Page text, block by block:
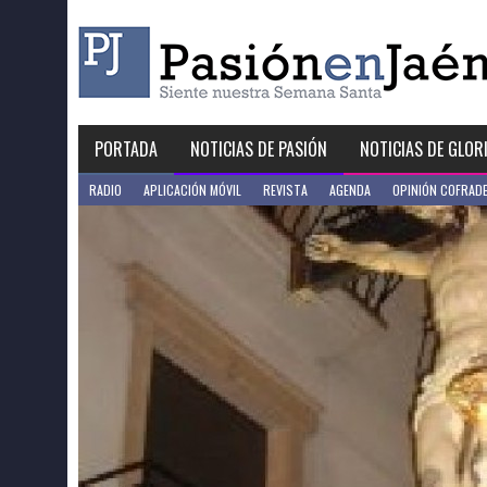
PORTADA NOTICIAS DE PASIÓN NOTICIAS DE
RADIO APLICACIÓN MÓVIL REVISTA AGENDA OPINIÓN COFRADE